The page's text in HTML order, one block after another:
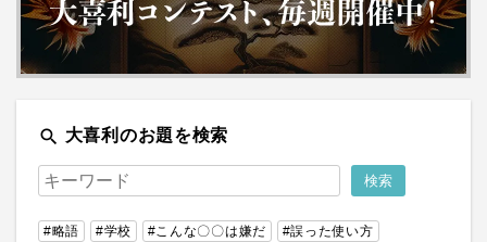
search 大喜利のお題を検索
#略語 #学校 #こんな〇〇は嫌だ
#誤った使い方